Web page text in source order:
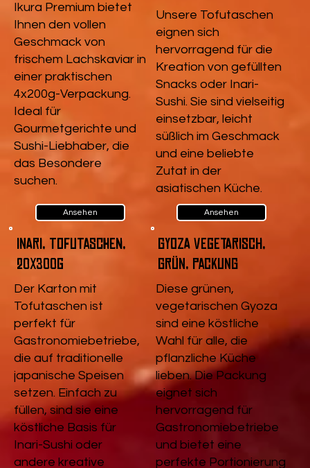
Ikura Premium bietet
Ihnen den vollen
Geschmack von
frischem Lachskaviar in
einer praktischen
4x200g-Verpackung.
Ideal für
Gourmetgerichte und
Sushi-Liebhaber, die
das Besondere
suchen.
Ansehen
Unsere Tofutaschen
eignen sich
hervorragend für die
Kreation von gefüllten
Snacks oder Inari-
Sushi. Sie sind vielseitig
einsetzbar, leicht
süßlich im Geschmack
und eine beliebte
Zutat in der
asiatischen Küche.
Ansehen
Inari, Tofutaschen,
20x300g
Der Karton mit
Tofutaschen ist
perfekt für
Gastronomiebetriebe,
die auf traditionelle
japanische Speisen
setzen. Einfach zu
füllen, sind sie eine
köstliche Basis für
Inari-Sushi oder
andere kreative
Gyoza vegetarisch,
Grün, Packung
Diese grünen,
vegetarischen Gyoza
sind eine köstliche
Wahl für alle, die
pflanzliche Küche
lieben. Die Packung
eignet sich
hervorragend für
Gastronomiebetriebe
und bietet eine
perfekte Portionierung